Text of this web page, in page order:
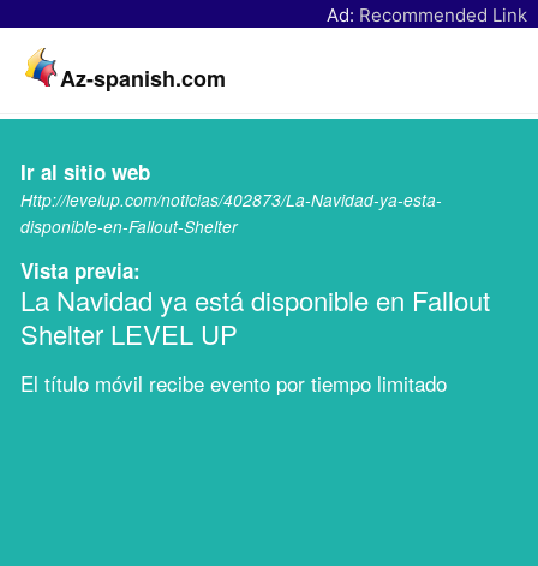
Ad: Recommended Link
Az-spanish.com
Ir al sitio web
Http://levelup.com/noticias/402873/La-Navidad-ya-esta-
disponible-en-Fallout-Shelter
Vista previa:
La Navidad ya está disponible en Fallout
Shelter LEVEL UP
El título móvil recibe evento por tiempo limitado